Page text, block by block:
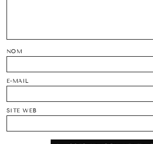
NOM
E-MAIL
SITE WEB